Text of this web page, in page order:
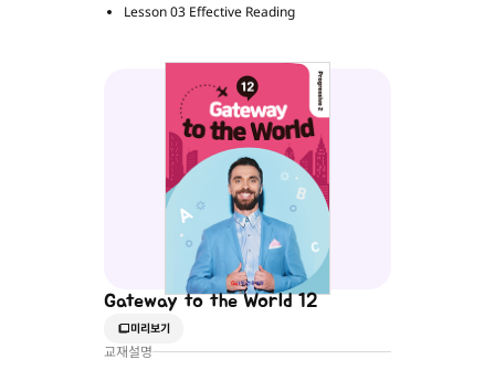
Lesson 03 Effective Reading
Gateway to the World 12
미리보기
교재설명